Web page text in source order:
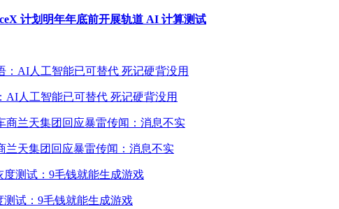
计划明年年底前开展轨道 AI 计算测试
人工智能已可替代 死记硬背没用
兰天集团回应暴雷传闻：消息不实
测试：9毛钱就能生成游戏